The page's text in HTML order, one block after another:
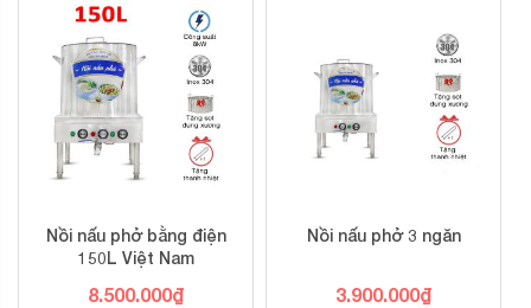
7.700.000₫.
Nồi nấu phở bằng điện
150L Việt Nam
8.500.000₫
Nồi nấu phở 3 ngăn
3.900.000₫